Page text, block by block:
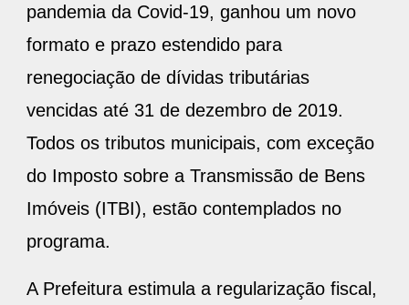
pandemia da Covid-19, ganhou um novo
formato e prazo estendido para
renegociação de dívidas tributárias
vencidas até 31 de dezembro de 2019.
Todos os tributos municipais, com exceção
do Imposto sobre a Transmissão de Bens
Imóveis (ITBI), estão contemplados no
programa.
A Prefeitura estimula a regularização fiscal,